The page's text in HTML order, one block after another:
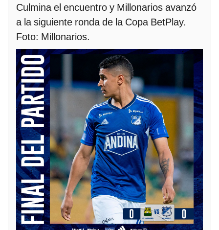
Culmina el encuentro y Millonarios avanzó
a la siguiente ronda de la Copa BetPlay.
Foto: Millonarios.